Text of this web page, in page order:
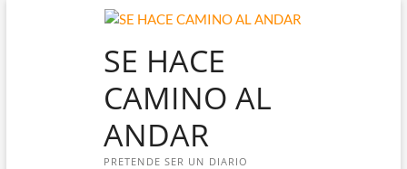
SE HACE
CAMINO AL
ANDAR
PRETENDE SER UN DIARIO